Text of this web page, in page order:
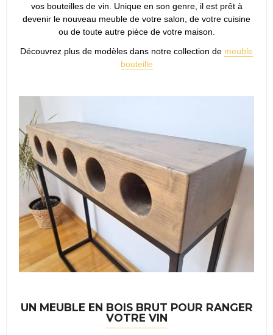
vos bouteilles de vin. Unique en son genre, il est prêt à
devenir le nouveau meuble de votre salon, de votre cuisine
ou de toute autre pièce de votre maison.
Découvrez plus de modèles dans notre collection de meuble
bouteille
UN MEUBLE EN BOIS BRUT POUR RANGER
VOTRE VIN